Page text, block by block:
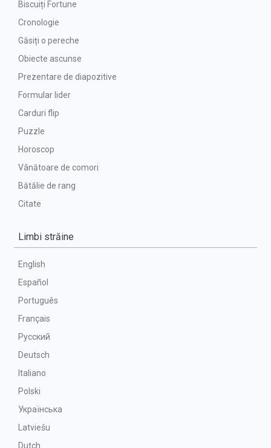
Biscuiți Fortune
Cronologie
Găsiți o pereche
Obiecte ascunse
Prezentare de diapozitive
Formular lider
Carduri flip
Puzzle
Horoscop
Vânătoare de comori
Bătălie de rang
Citate
Limbi străine
English
Español
Português
Français
Русский
Deutsch
Italiano
Polski
Українська
Latviešu
Dutch